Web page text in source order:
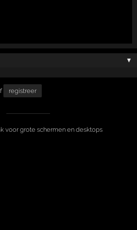
▼
registreer
voor grote schermen en desktops